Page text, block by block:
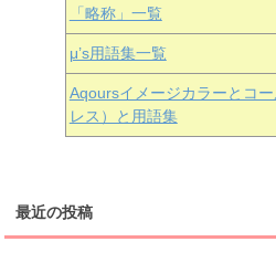
「略称」一覧
μ’s用語集一覧
Aqoursイメージカラーとコ
レス）と用語集
最近の投稿